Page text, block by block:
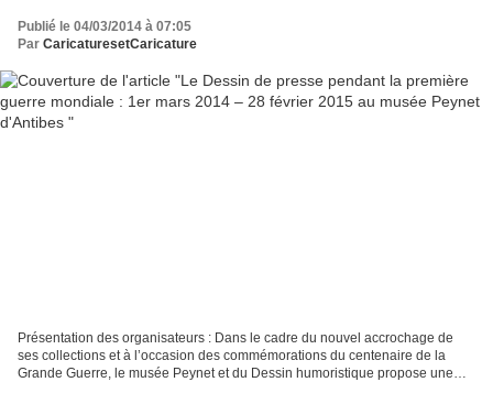
Publié le 04/03/2014 à 07:05
Par CaricaturesetCaricature
Présentation des organisateurs : Dans le cadre du nouvel accrochage de
ses collections et à l’occasion des commémorations du centenaire de la
Grande Guerre, le musée Peynet et du Dessin humoristique propose une